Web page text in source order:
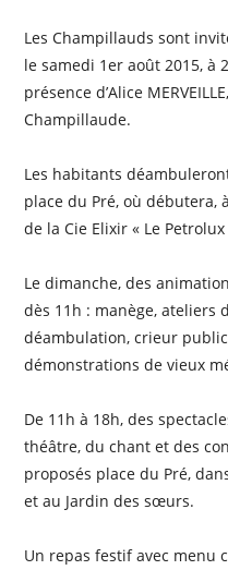
Les Champillauds sont
le samedi 1er août 2015, à
présence d’Alice
Champillaude.
Les habitants
place du Pré, où débutera,
de la Cie Elixir « Le
Le dimanche, des
dès 11h : manège, ateliers
déambulation, crieur
démonstrations de vieux
De 11h à 18h, des
théâtre, du chant et des
proposés place du Pré,
et au Jardin des sœurs.
Un repas festif avec menu